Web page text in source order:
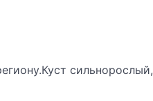
сильнорослый,